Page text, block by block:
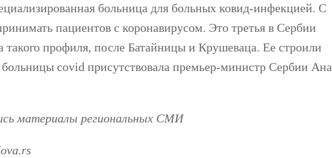
больница для больных ковид-инфекцией. С
пациентов с коронавирусом. Это третья в Сербии
такого профиля, после Батайницы и Крушеваца. Ее строили
covid присутствовала премьер-министр Сербии Ана
материалы региональных СМИ